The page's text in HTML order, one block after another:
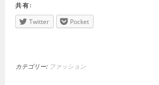
共有:
Twitter
Pocket
カテゴリー: ファッション